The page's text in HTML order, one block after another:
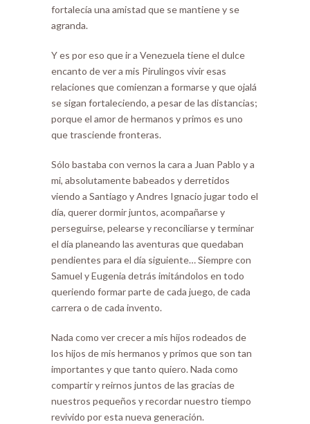
fortalecía una amistad que se mantiene y se
agranda.
Y es por eso que ir a Venezuela tiene el dulce
encanto de ver a mis Pirulingos vivir esas
relaciones que comienzan a formarse y que ojalá
se sigan fortaleciendo, a pesar de las distancias;
porque el amor de hermanos y primos es uno
que trasciende fronteras.
Sólo bastaba con vernos la cara a Juan Pablo y a
mi, absolutamente babeados y derretidos
viendo a Santiago y Andres Ignacio jugar todo el
día, querer dormir juntos, acompañarse y
perseguirse, pelearse y reconciliarse y terminar
el día planeando las aventuras que quedaban
pendientes para el día siguiente… Siempre con
Samuel y Eugenia detrás imitándolos en todo
queriendo formar parte de cada juego, de cada
carrera o de cada invento.
Nada como ver crecer a mis hijos rodeados de
los hijos de mis hermanos y primos que son tan
importantes y que tanto quiero. Nada como
compartir y reirnos juntos de las gracias de
nuestros pequeños y recordar nuestro tiempo
revivido por esta nueva generación.